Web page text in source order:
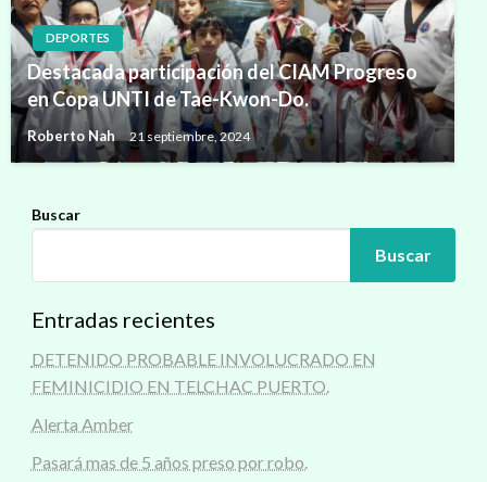
DEPORTES
Destacada participación del CIAM Progreso
en Copa UNTI de Tae-Kwon-Do.
Roberto Nah 21 septiembre, 2024
Buscar
Buscar
Entradas recientes
DETENIDO PROBABLE INVOLUCRADO EN
FEMINICIDIO EN TELCHAC PUERTO.
Alerta Amber
Pasará mas de 5 años preso por robo.